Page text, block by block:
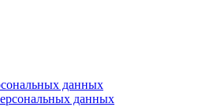
данных
данных